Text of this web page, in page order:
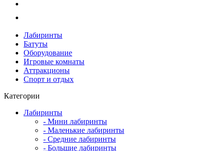
Лабиринты
Батуты
Оборудование
Игровые комнаты
Аттракционы
Спорт и отдых
Категории
Лабиринты
- Мини лабиринты
- Маленькие лабиринты
- Средние лабиринты
- Большие лабиринты